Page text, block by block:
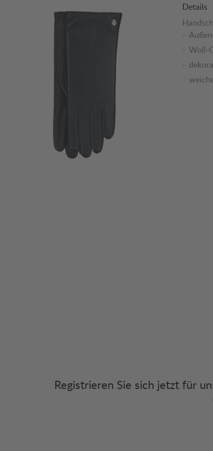
Details
Woll-
Registrieren Sie sich jetzt für